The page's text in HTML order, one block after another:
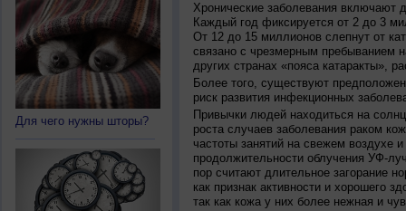
Для чего нужны шторы?
Хронические заболевания включают
Каждый год фиксируется от 2 до 3
От 12 до 15 миллионов слепнут от
связано с чрезмерным пребыванием
других странах «пояса катаракты»,
Более того, существуют
риск развития инфекционных
Привычки людей находиться на
роста случаев заболевания раком
частоты занятий на свежем воздухе
продолжительности облучения УФ-
пор считают длительное загорание
как признак активности и хорошего
так как кожа у них более нежная и